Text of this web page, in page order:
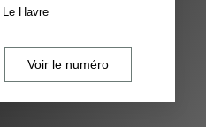
Le Havre
Voir le numéro